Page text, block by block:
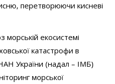
перетворюючи кисневі
морській екосистемі
катастрофи в
НАН України (надал – ІМБ)
морської